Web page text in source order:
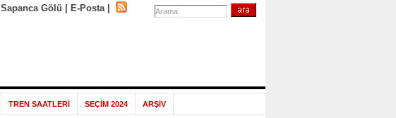
Sapanca Gölü E-Posta|
TREN SAATLERİ SEÇİM 2024 ARŞİV